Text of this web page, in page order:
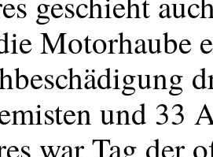
Motorhaube
und 33
war Tag